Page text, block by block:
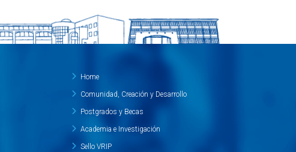
Home
Comunidad, Creación y Desarrollo
Postgrados y Becas
Academia e Investigación
Sello VRIP